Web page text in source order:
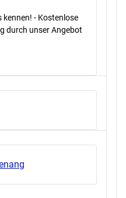
kennen! - Kostenlose
durch unser Angebot